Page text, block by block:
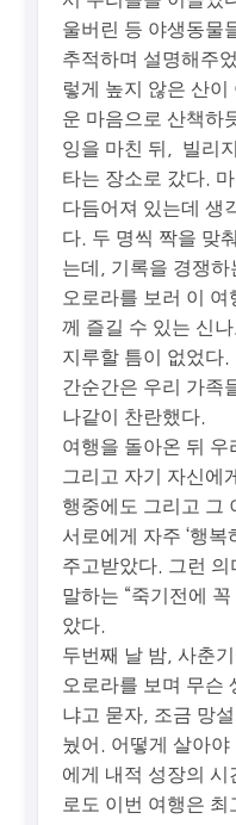
울버린 등 야생동물
추적하며 설명해주
렇게 높지 않은 산이
운 마음으로 산책하
잉을 마친 뒤, 빌리
타는 장소로 갔다.
다듬어져 있는데 생
다. 두 명씩 짝을 맞
는데, 기록을 경쟁하
오로라를 보러 이
께 즐길 수 있는 신
지루할 틈이 없었다
간순간은 우리 가족
나같이 찬란했다.
여행을 돌아온 뒤 우
그리고 자기 자신에
행중에도 그리고 그
서로에게 자주 ‘행복
주고받았다. 그런 의
말하는 “죽기전에
았다.
두번째 날 밤, 사춘
오로라를 보며 무슨
냐고 묻자, 조금 망
눴어. 어떻게 살아야
에게 내적 성장의 시
로도 이번 여행은 최